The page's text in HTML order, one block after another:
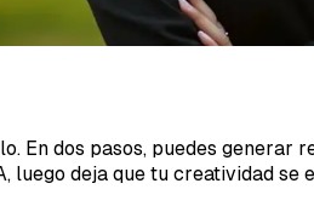
dos pasos, puedes generar
deja que tu creatividad